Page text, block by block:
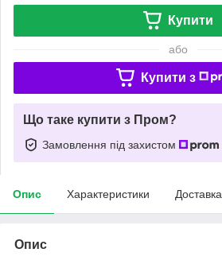
Купити
або
Купити з
Що таке купити з Пром?
Замовлення під захистом
Опис Характеристики Доставка
Опис